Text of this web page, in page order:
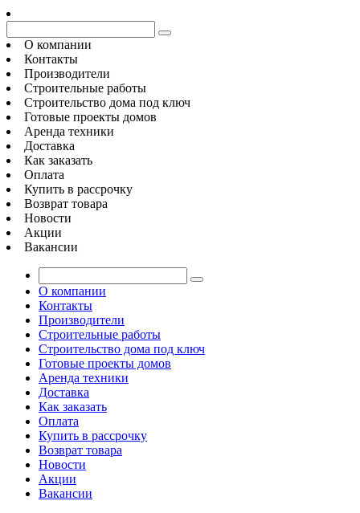
О компании
Контакты
Производители
Строительные работы
Строительство дома под ключ
Готовые проекты домов
Аренда техники
Доставка
Как заказать
Оплата
Купить в рассрочку
Возврат товара
Новости
Акции
Вакансии
О компании
Контакты
Производители
Строительные работы
Строительство дома под ключ
Готовые проекты домов
Аренда техники
Доставка
Как заказать
Оплата
Купить в рассрочку
Возврат товара
Новости
Акции
Вакансии